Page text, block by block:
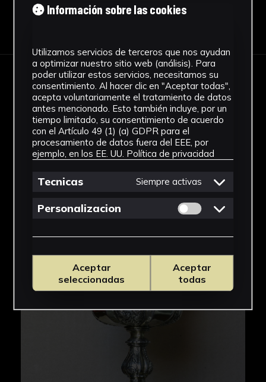
IMÁGENES
Información sobre las cookies
Utilizamos servicios de terceros que nos ayudan
a optimizar nuestro sitio web (análisis). Para
poder utilizar estos servicios, necesitamos su
consentimiento. Al hacer clic en "Aceptar todas",
acepta voluntariamente el tratamiento de datos
antes mencionado. Esto también incluye, por un
tiempo limitado, su consentimiento de acuerdo
con el Artículo 49 (1) (a) GDPR para el
procesamiento de datos fuera del EEE, por
ejemplo, en los EE. UU. Política de privacidad
Tecnicas Siempre activas
Personalizacion Permitir cookies
Aceptar
seleccionadas
Aceptar
todas